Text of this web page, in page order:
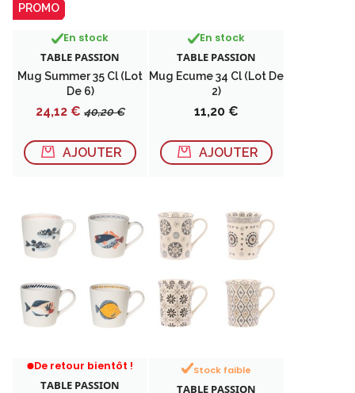
En stock
TABLE PASSION
Mug Summer 35 Cl (lot
De 6)
Prix
24,12 € Prix
base
40,20 €
AJOUTER
PROMO
En stock
TABLE PASSION
Mug Ecume 34 Cl (lot De
2)
Prix
11,20 €
AJOUTER
De retour bientôt !
TABLE PASSION
Stock faible
TABLE PASSION